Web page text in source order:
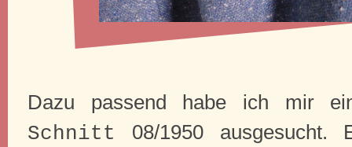
Dazu passend habe ich mir
Schnitt 08/1950 ausgesucht.